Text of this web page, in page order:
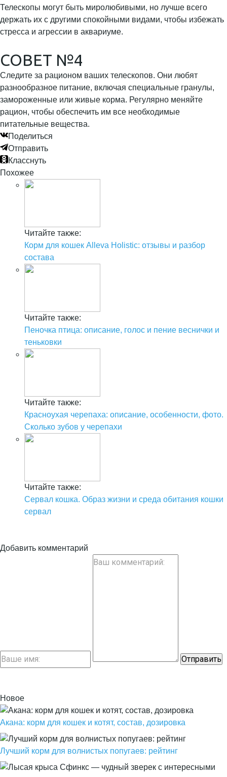
Телескопы могут быть миролюбивыми, но лучше всего
держать их с другими спокойными видами, чтобы избежать
стресса и агрессии в аквариуме.
СОВЕТ №4
Следите за рационом ваших телескопов. Они любят
разнообразное питание, включая специальные гранулы,
замороженные или живые корма. Регулярно меняйте
рацион, чтобы обеспечить им все необходимые
питательные вещества.
Поделиться
Отправить
Класснуть
Похожее
Читайте также:
Корм для кошек Alleva Holistic: отзывы и разбор
состава
Читайте также:
Пеночка птица: описание, голос и пение веснички и
теньковки
Читайте также:
Красноухая черепаха: описание, особенности, фото.
Сколько зубов у черепахи
Читайте также:
Сервал кошка. Образ жизни и среда обитания кошки
сервал
Добавить комментарий
Новое
Акана: корм для кошек и котят, состав, дозировка
Лучший корм для волнистых попугаев: рейтинг